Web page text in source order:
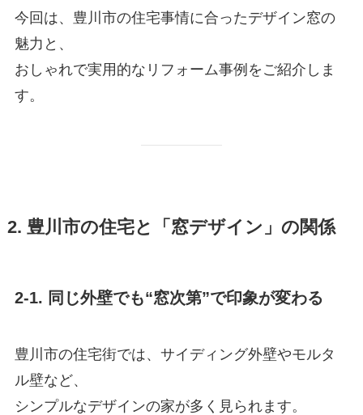
今回は、豊川市の住宅事情に合ったデザイン窓の
魅力と、
おしゃれで実用的なリフォーム事例をご紹介しま
す。
2. 豊川市の住宅と「窓デザイン」の関係
2-1. 同じ外壁でも“窓次第”で印象が変わる
豊川市の住宅街では、サイディング外壁やモルタ
ル壁など、
シンプルなデザインの家が多く見られます。